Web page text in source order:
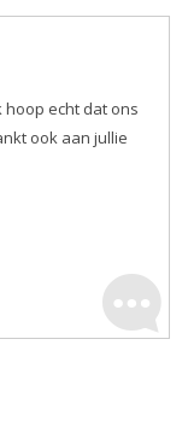
hoop echt dat ons
ook aan jullie